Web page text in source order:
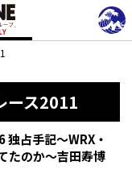
ース2011
独占手記〜WRX・
たのか〜吉田寿博